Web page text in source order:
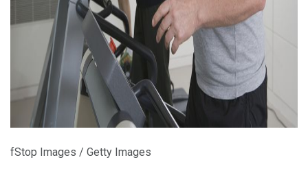
ad
fStop Images / Getty Images